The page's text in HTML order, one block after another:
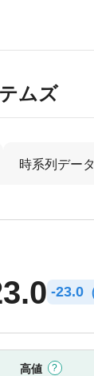
ムズ
時系列データ
-23.0
高値